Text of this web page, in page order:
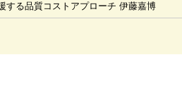
する品質コストアプローチ 伊藤嘉博